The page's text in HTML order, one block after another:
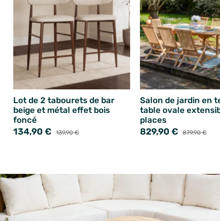
Lot de 2 tabourets de bar
beige et métal effet bois
foncé
134,90 € 139,90 €
Salon de jardin en
table ovale
places
829,90 € 879,90 €